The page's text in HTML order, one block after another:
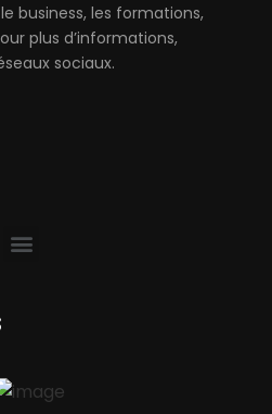
business, les formations,
plus d’informations,
sociaux.